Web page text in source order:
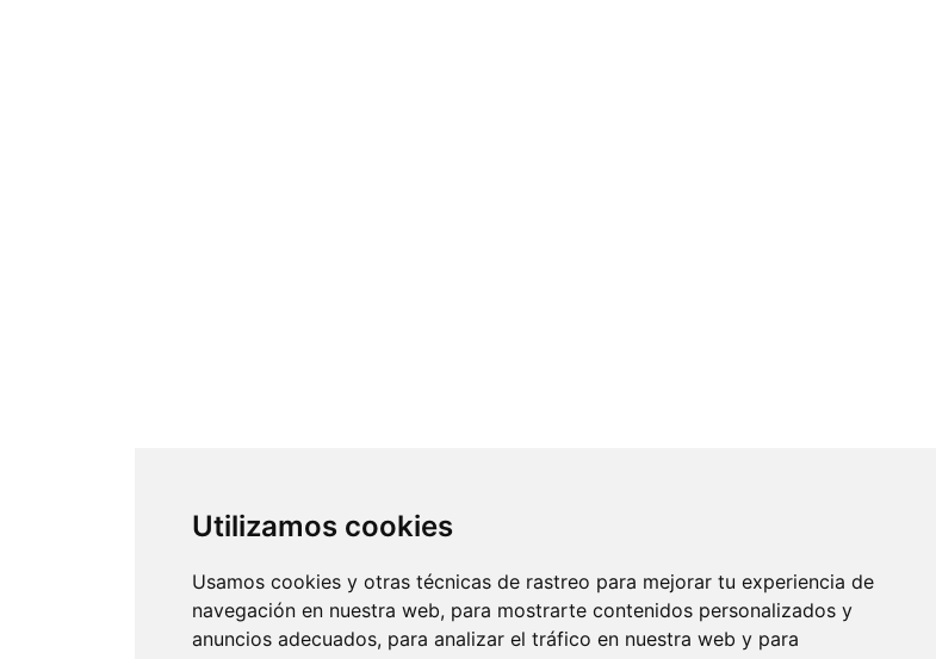
Utilizamos cookies
Usamos cookies y otras técnicas de rastreo para mejorar tu experiencia de
navegación en nuestra web, para mostrarte contenidos personalizados y
anuncios adecuados, para analizar el tráfico en nuestra web y para